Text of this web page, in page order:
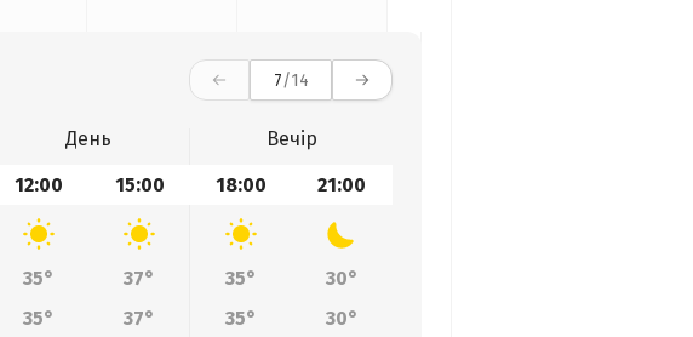
7/14
День
Вечір
12:00 15:00 18:00 21:00
35° 37° 35°
30°
35° 37° 35° 30°